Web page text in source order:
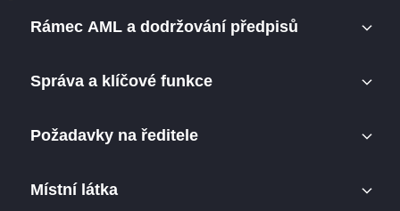
Rámec AML a dodržování předpisů
funkční systém AML/CFT. Regulační orgán očekává
odpovědnost – nikoli šablonovou dokumentaci.
Správa a klíčové funkce
schopnou fungovat jako regulovaný subjekt.
AML / Compliance
Požadavky na ředitele
státu Evropské unie a aktivně se podílet na řízení
Místní látka